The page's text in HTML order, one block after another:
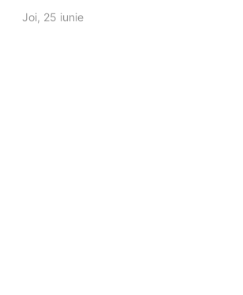
Joi, 25 iunie